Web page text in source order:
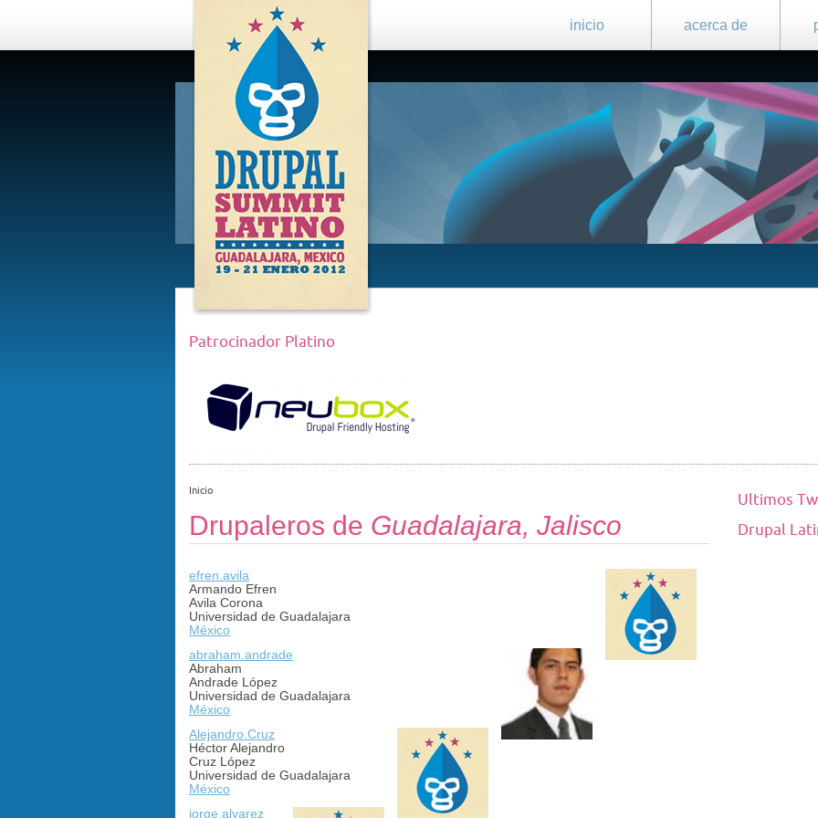
inicio acerca de
DRUPAL
SUMMIT
LATINO,
GUADALAJARA
2012
Patrocinador Platino
Inicio
Drupaleros de Guadalajara, Jalisco
efren.avila
Armando Efren
Avila Corona
Universidad de Guadalajara
México
abraham.andrade
Abraham
Andrade López
Universidad de Guadalajara
México
Alejandro.Cruz
Héctor Alejandro
Cruz López
Universidad de Guadalajara
México
jorge.alvarez
Ultimos
Drupal